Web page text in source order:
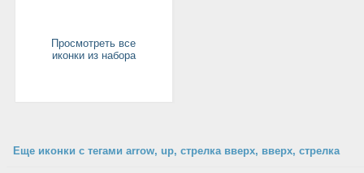
Просмотреть все
иконки из набора
Еще иконки с тегами arrow, up, стрелка вверх, вверх, стрелка